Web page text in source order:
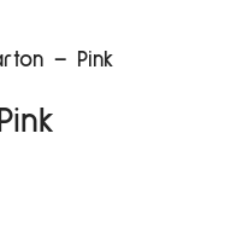
– Pink